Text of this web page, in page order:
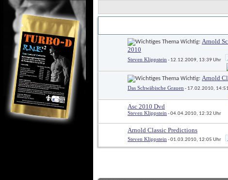
Wichtig: Arnold
2010
Steven Klippstein - 12.12.2009, 13:39 Uhr
Wichtig: Arnold
Das Schwäbische Grauen - 17.02.2010,
Asc 2010 Dvd
Steven Klippstein - 04.04.2010, 12:32 Uhr
Arnold Classic Predictions
Steven Klippstein - 01.03.2010, 12:05 Uhr